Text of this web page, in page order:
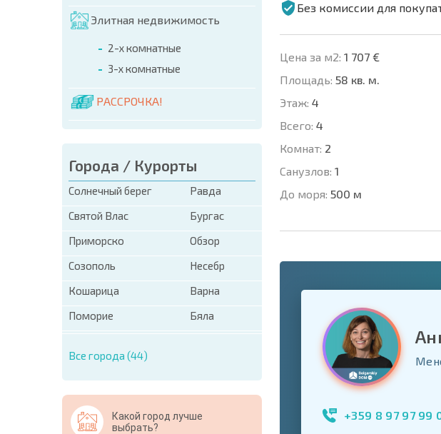
Элитная недвижимость
2-х комнатные
3-х комнатные
РАССРОЧКА!
Города / Курорты
Солнечный берег
Равда
Святой Влас
Бургас
Приморско
Обзор
Созополь
Несебр
Кошарица
Варна
Поморие
Бяла
Все города (44)
Какой город лучше
выбрать?
Без комиссии для
Цена за м2: 1 707 €
Площадь: 58 кв. м.
Этаж: 4
Всего: 4
Комнат: 2
Санузлов: 1
До моря: 500 м
United
+1
* Поля обязательные для
Свернуть форму
+359 8 97 97 99